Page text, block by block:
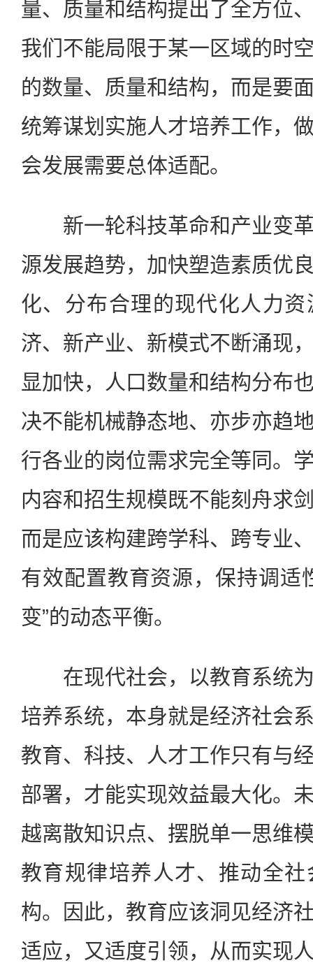
量、质量和结构提出了全方位
我们不能局限于某一区域的时
的数量、质量和结构，而是要
统筹谋划实施人才培养工作，
会发展需要总体适配。
新一轮科技革命和产业变革
源发展趋势，加快塑造素质优
化、分布合理的现代化人力
济、新产业、新模式不断涌现
显加快，人口数量和结构分布
决不能机械静态地、亦步亦趋
行各业的岗位需求完全等同。
内容和招生规模既不能刻舟求
而是应该构建跨学科、跨专业
有效配置教育资源，保持调适
变”的动态平衡。
在现代社会，以教育系统为
培养系统，本身就是经济社会
教育、科技、人才工作只有与
部署，才能实现效益最大化。
越离散知识点、摆脱单一思维
教育规律培养人才、推动全
构。因此，教育应该洞见经济
适应，又适度引领，从而实现